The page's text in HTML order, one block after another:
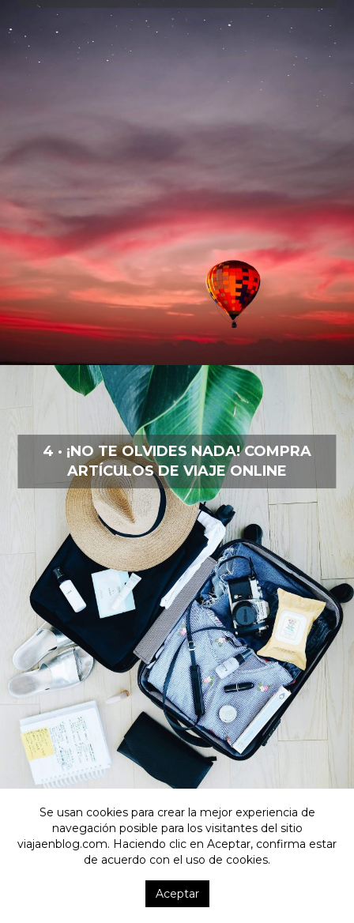
4 · ¡NO TE OLVIDES NADA! COMPRA
ARTÍCULOS DE VIAJE ONLINE
Viaja en blog
Se usan cookies para crear la mejor experiencia de
navegación posible para los visitantes del sitio
viajaenblog.com. Haciendo clic en Aceptar, confirma estar
de acuerdo con el uso de cookies.
Aceptar